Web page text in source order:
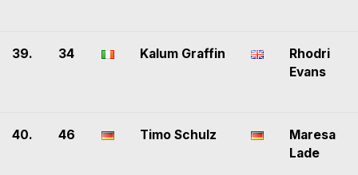
39. 34 Kalum Graffin
Rhodri
Evans
40. 46 Timo Schulz
Maresa
Lade